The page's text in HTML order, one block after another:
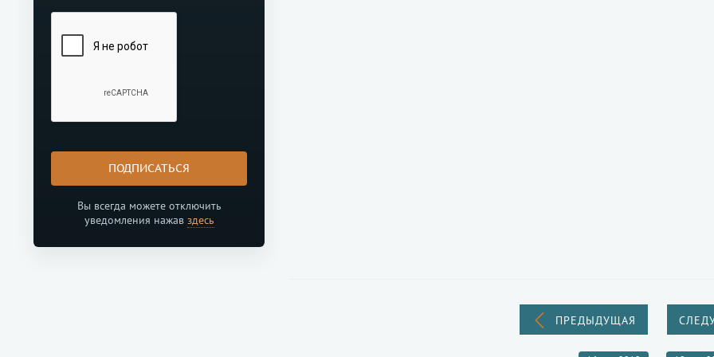
ПОДПИСАТЬСЯ
Вы всегда можете отключить
уведомления нажав здесь
ПРЕДЫДУЩАЯ